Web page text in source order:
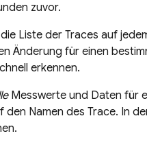
zuvor.
Liste der Traces auf
Änderung für einen
erkennen.
Messwerte und Daten für
den Namen des Trace. In